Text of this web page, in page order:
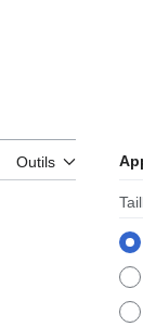
Outils